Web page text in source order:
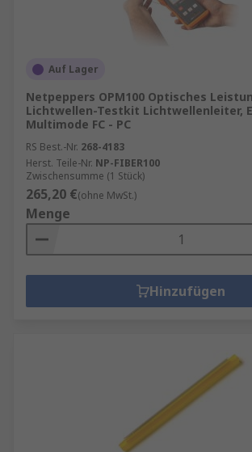
Auf Lager
Netpeppers OPM100 Optisches
Lichtwellen-Testkit Lichtwellenleiter,
Multimode FC - PC
RS Best.-Nr. 268-4183
Herst. Teile-Nr. NP-FIBER100
Zwischensumme (1 Stück)
265,20 €(ohne MwSt.)
Menge
Hinzufügen